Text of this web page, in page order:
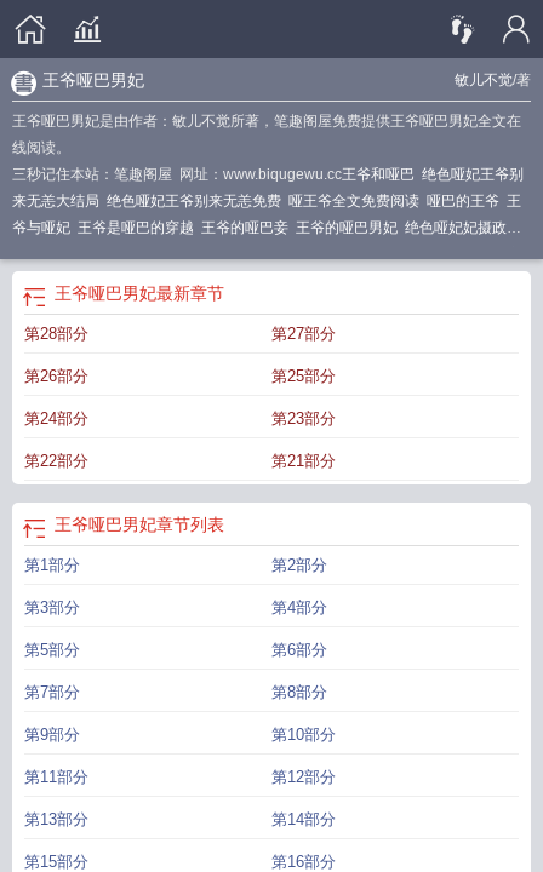
敏儿不觉/著
王爷哑巴男妃
王爷哑巴男妃是由作者：敏儿不觉所著，笔趣阁屋免费提供王爷哑巴男妃全文在
线阅读。
三秒记住本站：笔趣阁屋 网址：www.biqugewu.cc王爷和哑巴 绝色哑妃王爷别
来无恙大结局 绝色哑妃王爷别来无恙免费 哑王爷全文免费阅读 哑巴的王爷 王
爷与哑妃 王爷是哑巴的穿越 王爷的哑巴妾 王爷的哑巴男妃 绝色哑妃妃摄政
战神王爷宠哑巴男妃 王爷别来无恙免费阅读
娆妃氺清浅
巴暗卫哑王爷 绝色哑妃王爷别来无恙全文免费阅读
王爷哑巴男妃最新章节
第28部分 第27部分
第26部分 第25部分
第24部分 第23部分
第22部分 第21部分
王爷哑巴男妃章节列表
第1部分 第2部分
第3部分 第4部分
第5部分 第6部分
第7部分 第8部分
第9部分 第10部分
第11部分 第12部分
第13部分 第14部分
第15部分 第16部分